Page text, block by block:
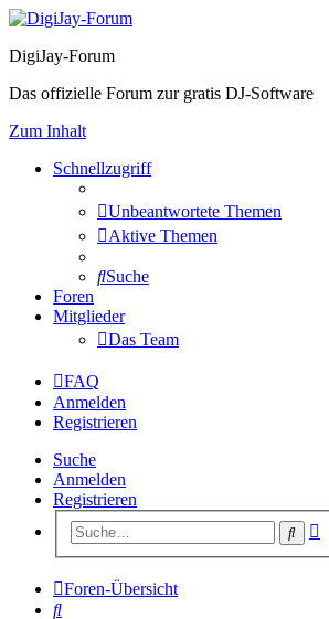
DigiJay-Forum
Das offizielle Forum zur gratis DJ-Software
Zum Inhalt
Schnellzugriff
Unbeantwortete Themen
Aktive Themen
Suche
Foren
Mitglieder
Das Team
FAQ
Anmelden
Registrieren
Suche
Anmelden
Registrieren
Suche
Foren-Übersicht
Suche